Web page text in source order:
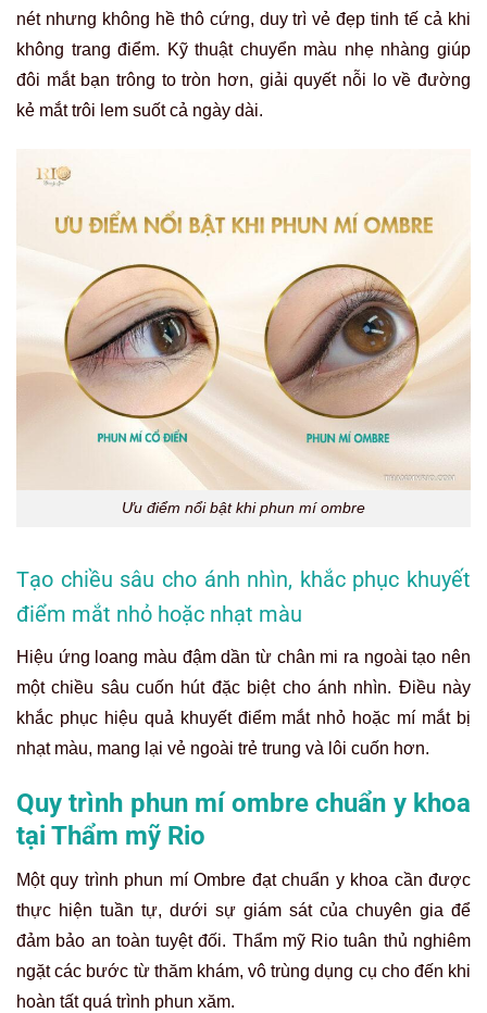
nét nhưng không hề thô cứng, duy trì vẻ đẹp tinh tế cả khi
không trang điểm. Kỹ thuật chuyển màu nhẹ nhàng giúp
đôi mắt bạn trông to tròn hơn, giải quyết nỗi lo về đường
kẻ mắt trôi lem suốt cả ngày dài.
Ưu điểm nổi bật khi phun mí ombre
Tạo chiều sâu cho ánh nhìn, khắc phục khuyết
điểm mắt nhỏ hoặc nhạt màu
Hiệu ứng loang màu đậm dần từ chân mi ra ngoài tạo nên
một chiều sâu cuốn hút đặc biệt cho ánh nhìn. Điều này
khắc phục hiệu quả khuyết điểm mắt nhỏ hoặc mí mắt bị
nhạt màu, mang lại vẻ ngoài trẻ trung và lôi cuốn hơn.
Quy trình phun mí ombre chuẩn y khoa
tại Thẩm mỹ Rio
Một quy trình phun mí Ombre đạt chuẩn y khoa cần được
thực hiện tuần tự, dưới sự giám sát của chuyên gia để
đảm bảo an toàn tuyệt đối. Thẩm mỹ Rio tuân thủ nghiêm
ngặt các bước từ thăm khám, vô trùng dụng cụ cho đến khi
hoàn tất quá trình phun xăm.